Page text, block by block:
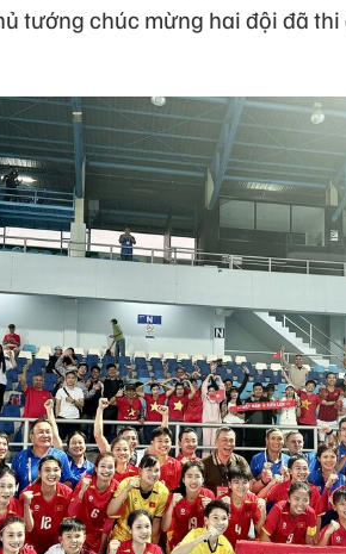
tướng chúc mừng hai đội đã